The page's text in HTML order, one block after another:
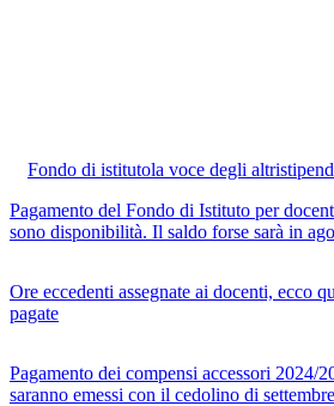
Fondo di istitutola voce degli altri
Pagamento del Fondo di Istituto per
sono disponibilità. Il saldo forse sarà in
Ore eccedenti assegnate ai docenti, ecco
pagate
Pagamento dei compensi accessori 2024/
saranno emessi con il cedolino di settembre